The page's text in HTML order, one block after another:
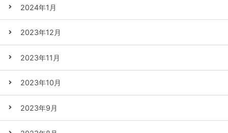
2024年1月
2023年12月
2023年11月
2023年10月
2023年9月